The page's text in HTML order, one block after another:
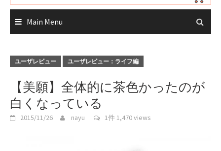
Main Menu
ユーザレビュー ユーザレビュー：ライフ編
【美願】全体的に茶色かったのが
白くなっている
2015/11/26 nayu 1件 1,470 views